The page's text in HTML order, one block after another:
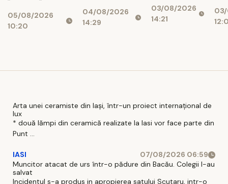
reducerea
costurilor
05/08/2026
10:20
recurentă și
ce poate
04/08/2026
14:29
definitivă?
Află despre
03/08/2026
14:21
Arta unei ceramiste din Iași, într-un proiect internațional de
lux
* două lămpi din ceramică realizate la Iasi vor face parte din
Punt ...
IASI
07/08/2026 06:59
Muncitor atacat de urs într-o pădure din Bacău. Colegii l-au
salvat
Incidentul s-a produs in apropierea satului Scutaru, intr-o